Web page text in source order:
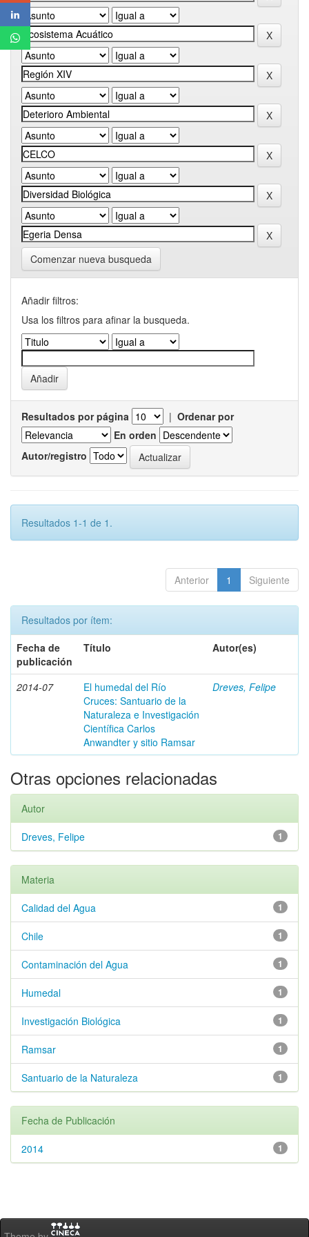
Comenzar nueva busqueda
Añadir filtros:
Usa los filtros para afinar la busqueda.
Resultados por página | Ordenar por
En orden
Autor/registro
Resultados 1-1 de 1.
Anterior 1 Siguiente
Resultados por ítem:
Fecha de
publicación
Título Autor(es)
2014-07
El humedal del Río
Cruces: Santuario de la
Naturaleza e Investigación
Científica Carlos
Anwandter y sitio Ramsar
Dreves, Felipe
Otras opciones relacionadas
Autor
1
Dreves, Felipe
Materia
1
Calidad del Agua
1
Chile
1
Contaminación del Agua
1
Humedal
1
Investigación Biológica
1
Ramsar
1
Santuario de la Naturaleza
Fecha de Publicación
1
2014